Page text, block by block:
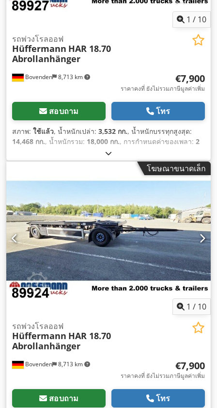
1 / 10
Bovenden 8,713 km
รถพ่วงโรลออฟ
Hüffermann HAR 18.70
Abrollanhänger
€7,900
ราคาคงที่ ยังไม่รวมภาษีมูลค่าเพิ่ม
สอบถาม โทร
สภาพ: ใช้แล้ว, น้ำหนักเปล่า: 3,532 กก., น้ำหนักบรรทุกสูงสุด:
14,468 กก., น้ำหนักรวม: 18,000 กก., การกำหนดค่าของเพลา: 2
06/2011
(TÜV):01/2027, ช่วงล่าง:อากาศ, ขนาดยาง:385/55R22.5, สี:
, ประเภทเกียร์:อื่นๆ, ห้องโดยสาร
คนขับ:อื่นๆ, อุปกรณ์:เอบีเอส,
โฆษณาขนาดเล็ก
1 / 10
Bovenden 8,713 km
รถพ่วงโรลออฟ
Hüffermann HAR 18.70
Abrollanhänger
€7,900
ราคาคงที่ ยังไม่รวมภาษีมูลค่าเพิ่ม
สอบถาม โทร